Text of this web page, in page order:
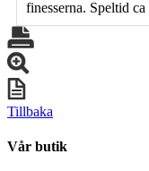
finesserna. Speltid
Tillbaka
Vår butik